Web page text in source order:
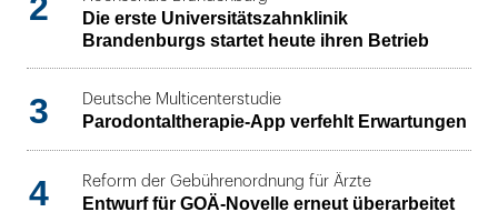
Die erste Universitätszahnklinik
Brandenburgs startet heute ihren Betrieb
3 Deutsche Multicenterstudie
Parodontaltherapie-App verfehlt Erwartungen
4 Reform der Gebührenordnung für Ärzte
Entwurf für GOÄ-Novelle erneut überarbeitet